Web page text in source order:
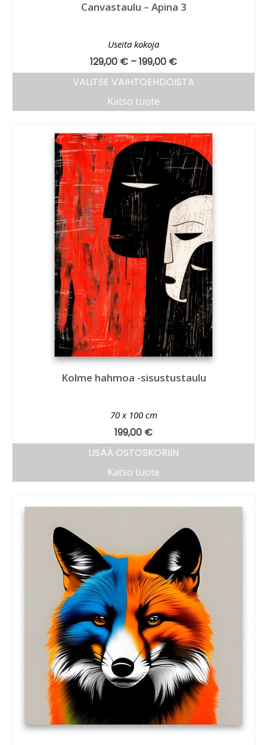
Canvastaulu – Apina 3
Useita kokoja
129,00 € –199,00 €
VALITSE VAIHTOEHDOISTA
Katso tuote
Kolme hahmoa -sisustustaulu
70 x 100 cm
199,00 €
LISÄÄ OSTOSKORIIN
Katso tuote